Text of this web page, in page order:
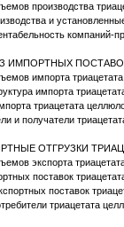
производства
и
компаний-
ИМПОРТНЫХ
импорта
импорта
триацетата
и получатели
ОТГРУЗКИ
экспорта
поставок
поставок
триацетата